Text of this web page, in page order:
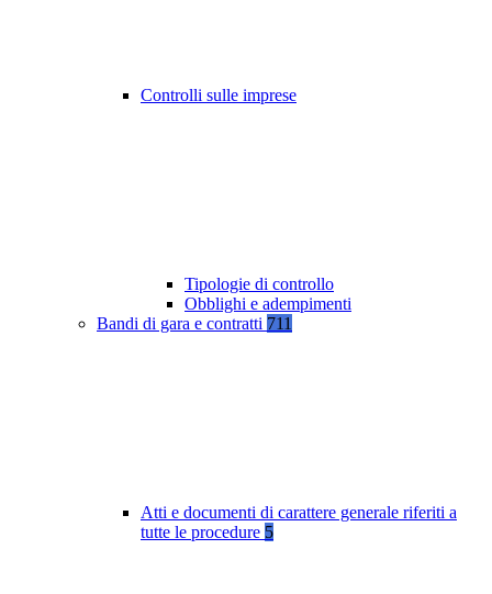
Controlli sulle imprese
Tipologie di controllo
Obblighi e adempimenti
Bandi di gara e contratti 711
Atti e documenti di carattere generale riferiti a
tutte le procedure 5